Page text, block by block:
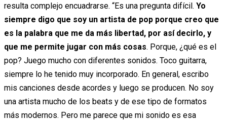
resulta complejo encuadrarse. “Es una pregunta difícil. Yo
siempre digo que soy un artista de pop porque creo que
es la palabra que me da más libertad, por así decirlo, y
que me permite jugar con más cosas. Porque, ¿qué es el
pop? Juego mucho con diferentes sonidos. Toco guitarra,
siempre lo he tenido muy incorporado. En general, escribo
mis canciones desde acordes y luego se producen. No soy
una artista mucho de los beats y de ese tipo de formatos
más modernos. Pero me parece que mi sonido es esa